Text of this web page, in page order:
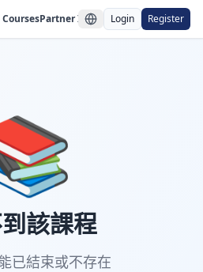
Partner Institutions
Login Register
該課程
已結束或不存在